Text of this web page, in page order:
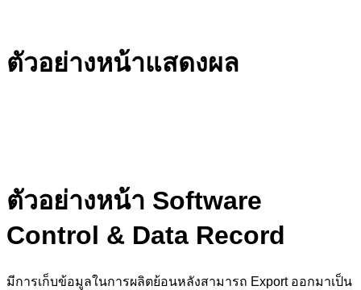
ตัวอย่างหน้าแสดงผล
ตัวอย่างหน้า Software
Control & Data Record
มีการเก็บข้อมูลในการผลิตย้อนหลังสามารถ Export ออกมาเป็น